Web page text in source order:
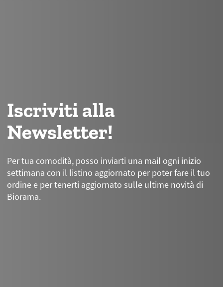
Iscriviti alla
Newsletter!
Per tua comodità, posso inviarti una mail ogni inizio
settimana con il listino aggiornato per poter fare il tuo
ordine e per tenerti aggiornato sulle ultime novità di
Biorama.